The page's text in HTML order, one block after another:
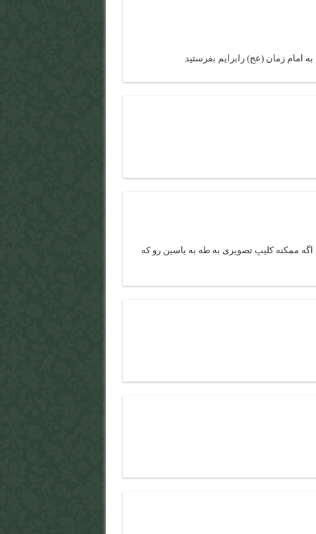
زمان (عج) رابرایم بفرستید
اگه ممکنه کلیپ تصویری به طه به یاسین رو که